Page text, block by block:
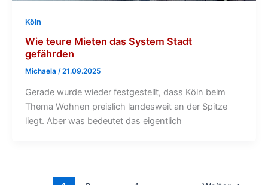
Köln
Wie teure Mieten das System Stadt
gefährden
Michaela /21.09.2025
Gerade wurde wieder festgestellt, dass Köln beim
Thema Wohnen preislich landesweit an der Spitze
liegt. Aber was bedeutet das eigentlich